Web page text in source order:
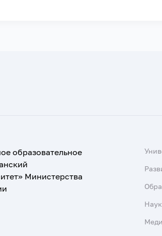
образовательное
Министерства